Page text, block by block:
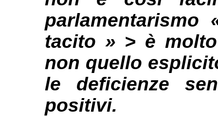
tacito » > è
non quello
le deficienze
positivi.